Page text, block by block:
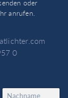
oder
anrufen.
0